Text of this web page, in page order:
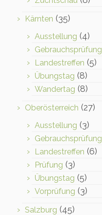
Kärnten (35)
Ausstellung (4)
Gebrauchsprüfung
Landestreffen (5)
Übungstag (8)
Wandertag (8)
Oberösterreich (27)
Ausstellung (3)
Gebrauchsprüfung
Landestreffen (6)
Prüfung (3)
Übungstag (5)
Vorprüfung (3)
Salzburg (45)